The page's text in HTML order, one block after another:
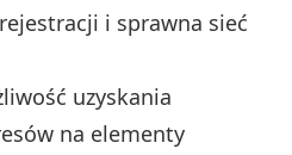
i sprawna sieć
uzyskania
na elementy